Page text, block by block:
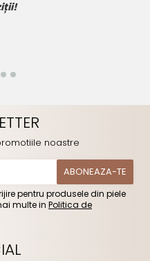
noastre
pentru produsele din piele
multe in Politica de